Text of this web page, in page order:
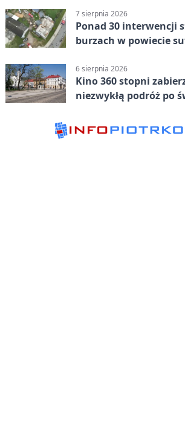
7 sierpnia 2026
Ponad 30 interwencji
burzach w powiecie
6 sierpnia 2026
Kino 360 stopni
niezwykłą podróż po